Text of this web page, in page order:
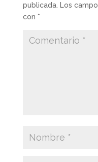
publicada. Los
con *